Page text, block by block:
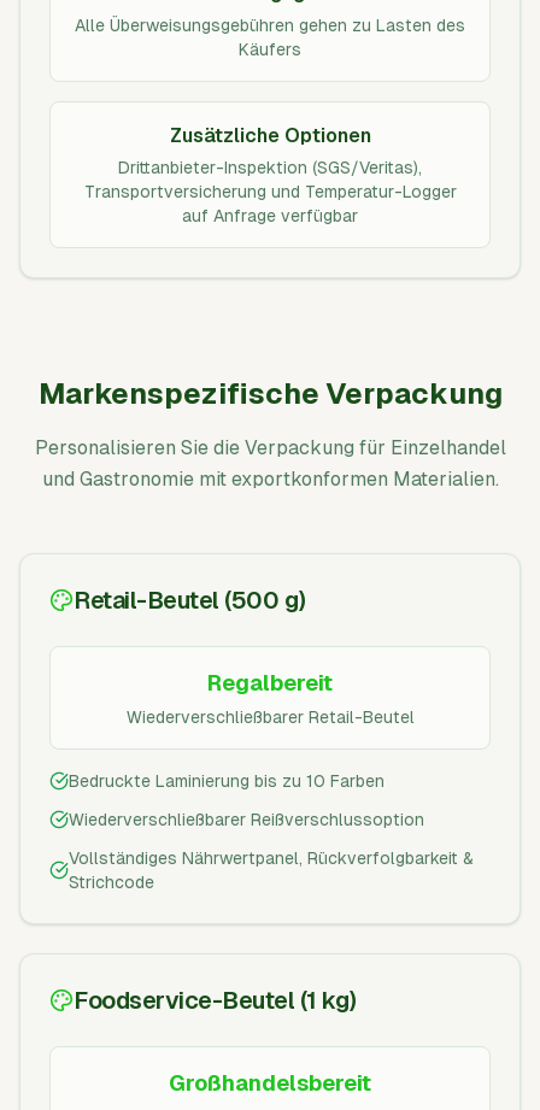
Alle Überweisungsgebühren gehen zu Lasten des
Käufers
Zusätzliche Optionen
Drittanbieter-Inspektion (SGS/Veritas),
Transportversicherung und Temperatur-Logger
auf Anfrage verfügbar
Markenspezifische Verpackung
Personalisieren Sie die Verpackung für Einzelhandel
und Gastronomie mit exportkonformen Materialien.
Retail-Beutel (500 g)
Regalbereit
Wiederverschließbarer Retail-Beutel
Bedruckte Laminierung bis zu 10 Farben
Wiederverschließbarer Reißverschlussoption
Vollständiges Nährwertpanel, Rückverfolgbarkeit &
Strichcode
Foodservice-Beutel (1 kg)
Großhandelsbereit